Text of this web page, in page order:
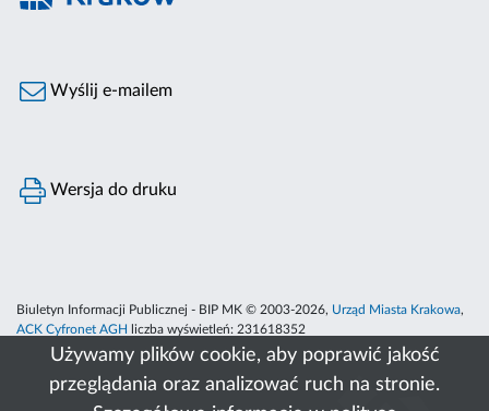
Używamy plików cookie, aby poprawić jakość
przeglądania oraz analizować ruch na stronie.
Wyślij e-mailem
Wersja do druku
Biuletyn Informacji Publicznej - BIP MK © 2003-2026, Urząd Miasta Krakowa,
ACK Cyfronet AGH
liczba wyświetleń: 231618352